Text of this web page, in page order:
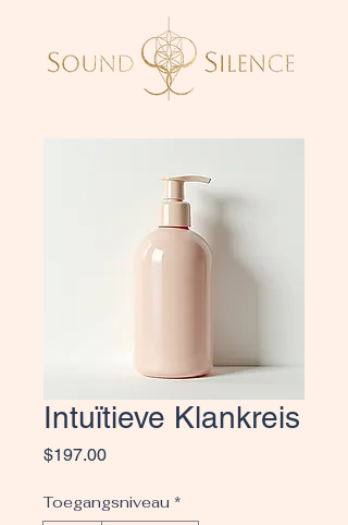
Intuïtieve Klankreis
$197.00Price
Toegangsniveau *